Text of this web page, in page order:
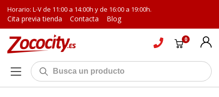
Horario: L-V de 11:00 a 14:00h y de 16:00 a 19:00h.
Cita previa tienda Contacta Blog
0